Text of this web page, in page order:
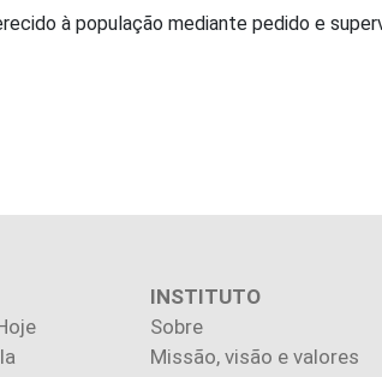
à população mediante pedido e
INSTITUTO
Sobre
Missão, visão e valores